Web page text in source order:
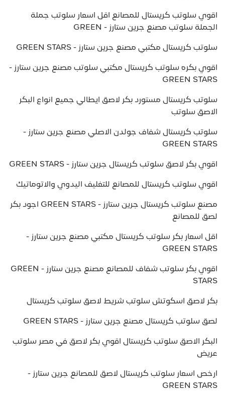
اقوي سلوتب كريستال للمصانع اقل اسعار سلوتب جملة
الجملة سلوتب مصنع جرين ستارز - GREEN
سلوتب كريستال مكتبي مصنع جرين ستارز - GREEN STARS
اقوي بكره سلوتب كريستال مكتبي سلوتب مصنع جرين ستارز -
GREEN STARS
سلوتب كريستال مستورد بكر لاصق ايطالي جميع انواع البكر
الاصق سلوتب
سلوتب كريستال شفاف جولدن الاصلي مصنع جرين ستارز -
GREEN STARS
اقوي بكر لاصق سلوتب كريستال جرين ستارز - GREEN STARS
اقوي سلوتب كريستال للمصانع للتغليف اليدوي والاتوماتيك
مصنع سلوتب كريستال جرين ستارز - GREEN STARS اجود بكر
لصق للمصانع
اقل اسعار بكر سلوتب كريستال مكتبي مصنع جرين ستارز -
GREEN STARS
اقوي بكر سلوتب شفاف للمصانع مصنع جرين ستارز - GREEN
STARS
بكر لاصق اسكوتش سلوتب شريط لاصق سلوتب كريستال
لصق سلوتب كريستال مصنع جرين ستارز - GREEN STARS
البكر الاصق سلوتب كريستال اقوي بكر لاصق في مصر سلوتب
عريض
ارخص اسعار سلوتب كريستال لاصق للمصانع جرين ستارز -
GREEN STARS